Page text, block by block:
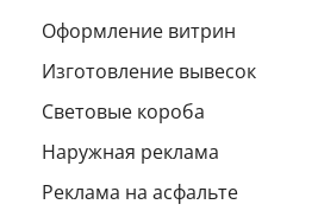
Оформление витрин
Изготовление вывесок
Световые короба
Наружная реклама
Реклама на асфальте